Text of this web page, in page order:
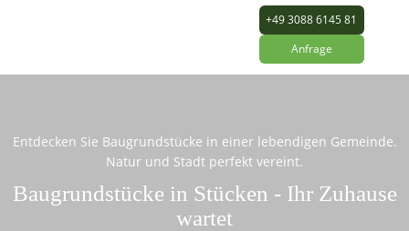
+49 3088 6145 81
Anfrage
Entdecken Sie Baugrundstücke in einer lebendigen Gemeinde.
Natur und Stadt perfekt vereint.
Baugrundstücke in Stücken - Ihr Zuhause
wartet